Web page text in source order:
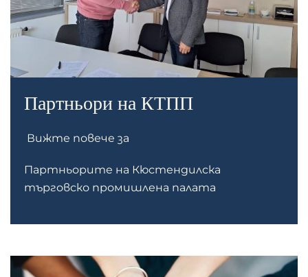
Партньори на КТПП
Вижте повече за
Партньорите на Кюстендилска
търговско промишлена палата